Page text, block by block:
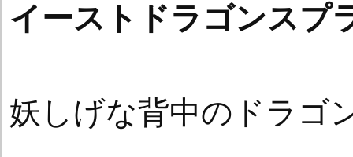
イーストドラゴンスプ
妖しげな背中のドラゴ